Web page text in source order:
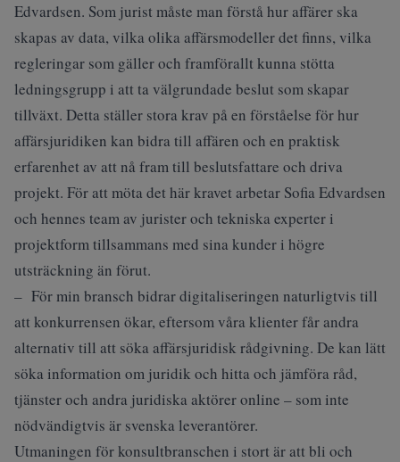
Edvardsen. Som jurist måste man förstå hur affärer ska
skapas av data, vilka olika affärsmodeller det finns, vilka
regleringar som gäller och framförallt kunna stötta
ledningsgrupp i att ta välgrundade beslut som skapar
tillväxt. Detta ställer stora krav på en förståelse för hur
affärsjuridiken kan bidra till affären och en praktisk
erfarenhet av att nå fram till beslutsfattare och driva
projekt. För att möta det här kravet arbetar Sofia Edvardsen
och hennes team av jurister och tekniska experter i
projektform tillsammans med sina kunder i högre
utsträckning än förut.
– För min bransch bidrar digitaliseringen naturligtvis till
att konkurrensen ökar, eftersom våra klienter får andra
alternativ till att söka affärsjuridisk rådgivning. De kan lätt
söka information om juridik och hitta och jämföra råd,
tjänster och andra juridiska aktörer online – som inte
nödvändigtvis är svenska leverantörer.
Utmaningen för konsultbranschen i stort är att bli och